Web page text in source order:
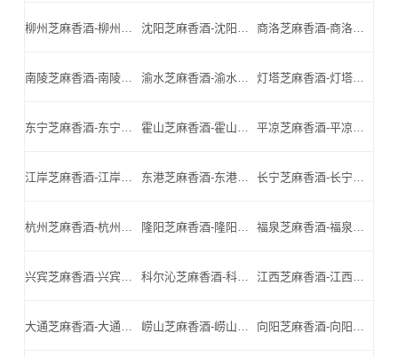
柳州芝麻香酒-柳州名酒-柳州小北门_柳州芝麻香酒厂家 沈阳芝麻香酒-沈阳名酒-沈阳小北门_沈阳芝麻香酒厂家 商洛芝麻香酒-商洛名酒-商洛小北门_商洛芝麻香酒厂家
南陵芝麻香酒-南陵名酒-南陵小北门_南陵芝麻香酒厂家 渝水芝麻香酒-渝水名酒-渝水小北门_渝水芝麻香酒厂家 灯塔芝麻香酒-灯塔名酒-灯塔小北门_灯塔芝麻香酒厂家
东宁芝麻香酒-东宁名酒-东宁小北门_东宁芝麻香酒厂家 霍山芝麻香酒-霍山名酒-霍山小北门_霍山芝麻香酒厂家 平凉芝麻香酒-平凉名酒-平凉小北门_平凉芝麻香酒厂家
江岸芝麻香酒-江岸名酒-江岸小北门_江岸芝麻香酒厂家 东港芝麻香酒-东港名酒-东港小北门_东港芝麻香酒厂家 长宁芝麻香酒-长宁名酒-长宁小北门_长宁芝麻香酒厂家
杭州芝麻香酒-杭州名酒-杭州小北门_杭州芝麻香酒厂家 隆阳芝麻香酒-隆阳名酒-隆阳小北门_隆阳芝麻香酒厂家 福泉芝麻香酒-福泉名酒-福泉小北门_福泉芝麻香酒厂家
兴宾芝麻香酒-兴宾名酒-兴宾小北门_兴宾芝麻香酒厂家 科尔沁芝麻香酒-科尔沁名酒-科尔沁小北门_科尔沁芝麻香酒厂家 江西芝麻香酒-江西名酒-江西小北门_江西芝麻香酒厂家
大通芝麻香酒-大通名酒-大通小北门_大通芝麻香酒厂家 崂山芝麻香酒-崂山名酒-崂山小北门_崂山芝麻香酒厂家 向阳芝麻香酒-向阳名酒-向阳小北门_向阳芝麻香酒厂家